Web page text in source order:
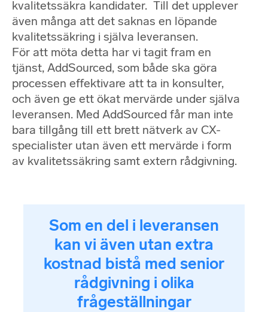
kvalitetssäkra kandidater. Till det upplever
även många att det saknas en löpande
kvalitetssäkring i själva leveransen.
För att möta detta har vi tagit fram en
tjänst, AddSourced, som både ska göra
processen effektivare att ta in konsulter,
och även ge ett ökat mervärde under själva
leveransen. Med AddSourced får man inte
bara tillgång till ett brett nätverk av CX-
specialister utan även ett mervärde i form
av kvalitetssäkring samt extern rådgivning.
Som en del i leveransen
kan vi även utan extra
kostnad bistå med senior
rådgivning i olika
frågeställningar